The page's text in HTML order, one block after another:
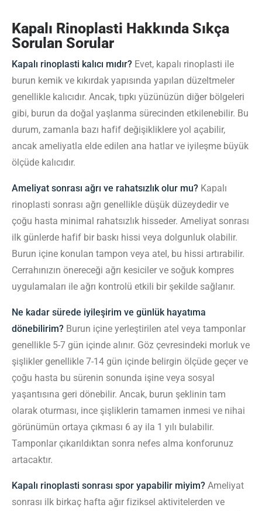
Kapalı Rinoplasti Hakkında Sıkça
Sorulan Sorular
Kapalı rinoplasti kalıcı mıdır? Evet, kapalı rinoplasti ile
burun kemik ve kıkırdak yapısında yapılan düzeltmeler
genellikle kalıcıdır. Ancak, tıpkı yüzünüzün diğer bölgeleri
gibi, burun da doğal yaşlanma sürecinden etkilenebilir. Bu
durum, zamanla bazı hafif değişikliklere yol açabilir,
ancak ameliyatla elde edilen ana hatlar ve iyileşme büyük
ölçüde kalıcıdır.
Ameliyat sonrası ağrı ve rahatsızlık olur mu? Kapalı
rinoplasti sonrası ağrı genellikle düşük düzeydedir ve
çoğu hasta minimal rahatsızlık hisseder. Ameliyat sonrası
ilk günlerde hafif bir baskı hissi veya dolgunluk olabilir.
Burun içine konulan tampon veya atel, bu hissi artırabilir.
Cerrahınızın önereceği ağrı kesiciler ve soğuk kompres
uygulamaları ile ağrı kontrolü etkili bir şekilde sağlanır.
Ne kadar sürede iyileşirim ve günlük hayatıma
dönebilirim? Burun içine yerleştirilen atel veya tamponlar
genellikle 5-7 gün içinde alınır. Göz çevresindeki morluk ve
şişlikler genellikle 7-14 gün içinde belirgin ölçüde geçer ve
çoğu hasta bu sürenin sonunda işine veya sosyal
yaşantısına geri dönebilir. Ancak, burun şeklinin tam
olarak oturması, ince şişliklerin tamamen inmesi ve nihai
görünümün ortaya çıkması 6 ay ila 1 yılı bulabilir.
Tamponlar çıkarıldıktan sonra nefes alma konforunuz
artacaktır.
Kapalı rinoplasti sonrası spor yapabilir miyim? Ameliyat
sonrası ilk birkaç hafta ağır fiziksel aktivitelerden ve